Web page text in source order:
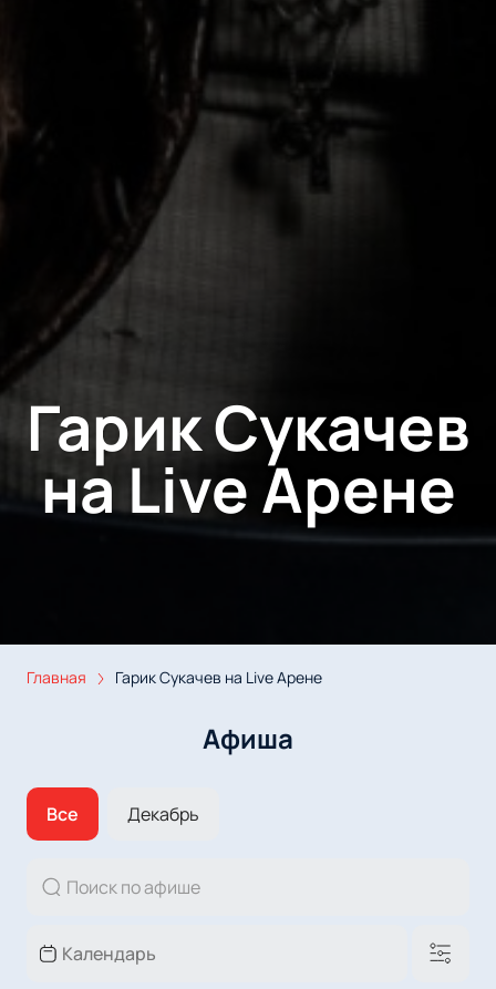
Гарик Сукачев
на Live Арене
Главная Гарик Сукачев на Live Арене
Афиша
Все Декабрь